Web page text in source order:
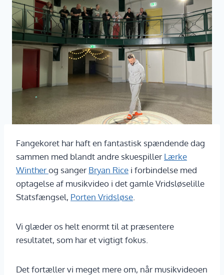
Fangekoret har haft en fantastisk spændende dag
sammen med blandt andre skuespiller Lærke
Wintherog sanger Bryan Rice i forbindelse med
optagelse af musikvideo i det gamle Vridsløselille
Statsfængsel, Porten Vridsløse
Vi glæder os helt enormt til at præsentere
resultatet, som har et vigtigt fokus.
Det fortæller vi meget mere om, når musikvideoen